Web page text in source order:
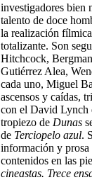
investigadores bien
talento de doce
la realización
totalizante. Son
Hitchcock,
Gutiérrez Alea,
cada uno, Miguel
ascensos y caídas,
con el David Lynch
tropiezo de Dunas
de Terciopelo azul.
información y prosa
contenidos en las
cineastas. Trece